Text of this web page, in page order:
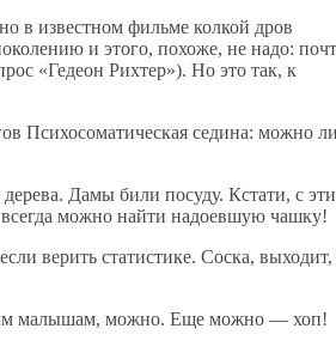
в известном фильме колкой дров
и этого, похоже, не надо:
«Гедеон Рихтер»). Но это так, к
Психосоматическая седина: можно
Дамы били посуду. Кстати, с
можно найти надоевшую чашку!
верить статистике. Соска, выходит,
малышам, можно. Еще можно — хоп!